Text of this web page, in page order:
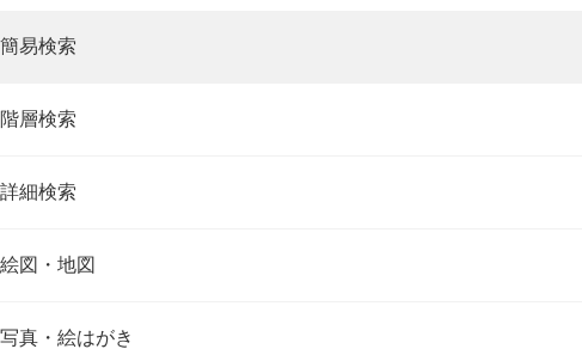
簡易検索
階層検索
詳細検索
絵図・地図
写真・絵はがき